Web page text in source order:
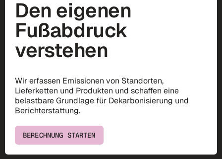
Den eigenen
Fußabdruck
verstehen
Wir erfassen Emissionen von Standorten,
Lieferketten und Produkten und schaffen eine
belastbare Grundlage für Dekarbonisierung und
Berichterstattung.
BERECHNUNG STARTEN